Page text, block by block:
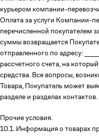
курьером компании-
Оплата за услуги Компании-
перечисленной покупателем
суммы возвращается
отправленного по адресу:
рассчетного счета, на
средства. Все вопросы,
Товара, Покупатель может
разделе и разделах контактов.
Прочие условия.
10.1. Информация о товарах